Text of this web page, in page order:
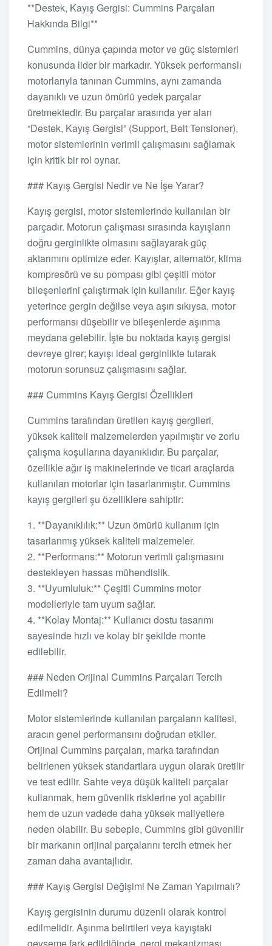
**Destek, Kayış Gergisi: Cummins Parçaları
Hakkında Bilgi**
Cummins, dünya çapında motor ve güç sistemleri
konusunda lider bir markadır. Yüksek performanslı
motorlarıyla tanınan Cummins, aynı zamanda
dayanıklı ve uzun ömürlü yedek parçalar
üretmektedir. Bu parçalar arasında yer alan
“Destek, Kayış Gergisi” (Support, Belt Tensioner),
motor sistemlerinin verimli çalışmasını sağlamak
için kritik bir rol oynar.
### Kayış Gergisi Nedir ve Ne İşe Yarar?
Kayış gergisi, motor sistemlerinde kullanılan bir
parçadır. Motorun çalışması sırasında kayışların
doğru gerginlikte olmasını sağlayarak güç
aktarımını optimize eder. Kayışlar, alternatör, klima
kompresörü ve su pompası gibi çeşitli motor
bileşenlerini çalıştırmak için kullanılır. Eğer kayış
yeterince gergin değilse veya aşırı sıkıysa, motor
performansı düşebilir ve bileşenlerde aşınma
meydana gelebilir. İşte bu noktada kayış gergisi
devreye girer; kayışı ideal gerginlikte tutarak
motorun sorunsuz çalışmasını sağlar.
### Cummins Kayış Gergisi Özellikleri
Cummins tarafından üretilen kayış gergileri,
yüksek kaliteli malzemelerden yapılmıştır ve zorlu
çalışma koşullarına dayanıklıdır. Bu parçalar,
özellikle ağır iş makinelerinde ve ticari araçlarda
kullanılan motorlar için tasarlanmıştır. Cummins
kayış gergileri şu özelliklere sahiptir:
1. **Dayanıklılık:** Uzun ömürlü kullanım için
tasarlanmış yüksek kaliteli malzemeler.
2. **Performans:** Motorun verimli çalışmasını
destekleyen hassas mühendislik.
3. **Uyumluluk:** Çeşitli Cummins motor
modelleriyle tam uyum sağlar.
4. **Kolay Montaj:** Kullanıcı dostu tasarımı
sayesinde hızlı ve kolay bir şekilde monte
edilebilir.
### Neden Orijinal Cummins Parçaları Tercih
Edilmeli?
Motor sistemlerinde kullanılan parçaların kalitesi,
aracın genel performansını doğrudan etkiler.
Orijinal Cummins parçaları, marka tarafından
belirlenen yüksek standartlara uygun olarak üretilir
ve test edilir. Sahte veya düşük kaliteli parçalar
kullanmak, hem güvenlik risklerine yol açabilir
hem de uzun vadede daha yüksek maliyetlere
neden olabilir. Bu sebeple, Cummins gibi güvenilir
bir markanın orijinal parçalarını tercih etmek her
zaman daha avantajlıdır.
### Kayış Gergisi Değişimi Ne Zaman Yapılmalı?
Kayış gergisinin durumu düzenli olarak kontrol
edilmelidir. Aşınma belirtileri veya kayıştaki